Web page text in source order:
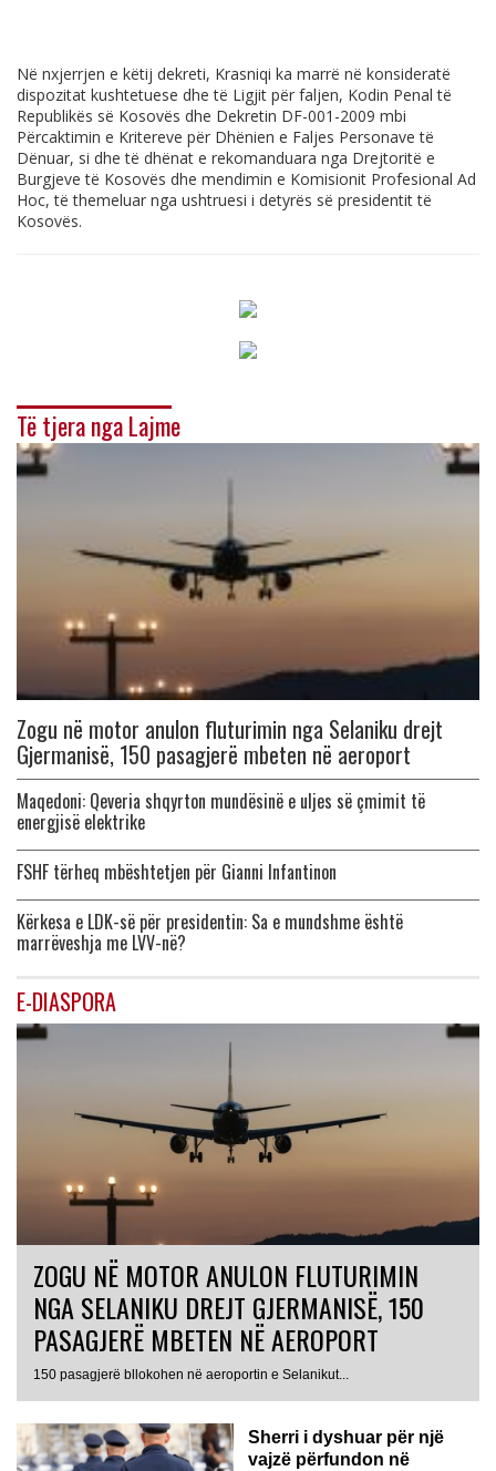
Në nxjerrjen e këtij dekreti, Krasniqi ka marrë në konsideratë
dispozitat kushtetuese dhe të Ligjit për faljen, Kodin Penal të
Republikës së Kosovës dhe Dekretin DF-001-2009 mbi
Përcaktimin e Kritereve për Dhënien e Faljes Personave të
Dënuar, si dhe të dhënat e rekomanduara nga Drejtoritë e
Burgjeve të Kosovës dhe mendimin e Komisionit Profesional Ad
Hoc, të themeluar nga ushtruesi i detyrës së presidentit të
Kosovës.
Të tjera nga Lajme
Zogu në motor anulon fluturimin nga Selaniku drejt
Gjermanisë, 150 pasagjerë mbeten në aeroport
Maqedoni: Qeveria shqyrton mundësinë e uljes së çmimit të
energjisë elektrike
FSHF tërheq mbështetjen për Gianni Infantinon
Kërkesa e LDK-së për presidentin: Sa e mundshme është
marrëveshja me LVV-në?
E-DIASPORA
ZOGU NË MOTOR ANULON FLUTURIMIN
NGA SELANIKU DREJT GJERMANISË, 150
PASAGJERË MBETEN NË AEROPORT
150 pasagjerë bllokohen në aeroportin e Selanikut...
ITALI
Sherri i dyshuar për një
vajzë përfundon në